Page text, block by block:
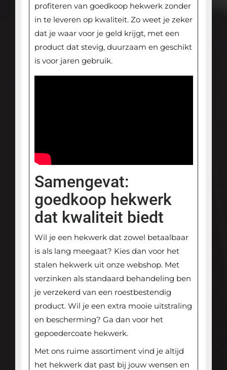
profiteren van goedkoop hekwerk zonder
in te leveren op kwaliteit. Zo weet je zeker
dat je waar voor je geld krijgt, met een
product dat stevig, duurzaam en geschikt
is voor jaren gebruik.
Samengevat:
goedkoop hekwerk
dat kwaliteit biedt
Wil je een hekwerk dat zowel betaalbaar
is als lang meegaat? Kies dan voor het
stalen hekwerk uit onze webshop. Met
verzinken als standaard behandeling ben
je verzekerd van een roestbestendig
product. Wil je een extra mooie uitstraling
en bescherming? Ga dan voor het
gepoedercoate hekwerk.
Met ons ruime assortiment vind je altijd
het hekwerk dat past bij jouw wensen en